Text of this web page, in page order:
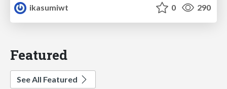
ikasumiwt
0 290
Featured
See All Featured